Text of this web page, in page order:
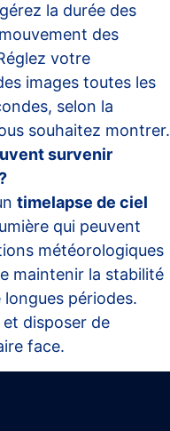
la durée des
des
votre
images toutes les
selon la
souhaitez montrer.
survenir
timelapse de ciel
qui peuvent
météorologiques
maintenir la stabilité
longues périodes.
disposer de
face.